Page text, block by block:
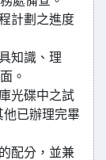
計劃之進度
知識、理
。
光碟中之試
他已辦理完畢
配分，並兼